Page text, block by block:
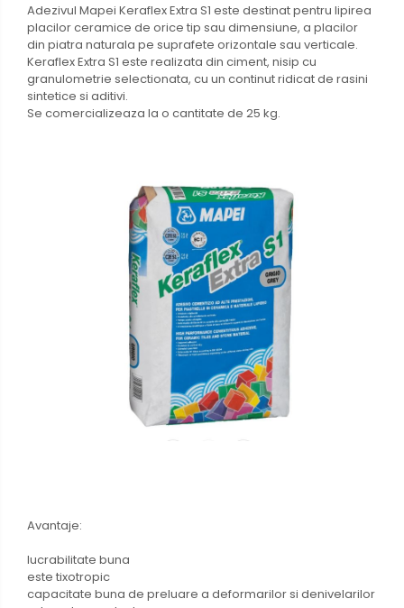
Adezivul Mapei Keraflex Extra S1 este destinat pentru lipirea
placilor ceramice de orice tip sau dimensiune, a placilor
din piatra naturala pe suprafete orizontale sau verticale.
Keraflex Extra S1 este realizata din ciment, nisip cu
granulometrie selectionata, cu un continut ridicat de rasini
sintetice si aditivi.
Se comercializeaza la o cantitate de 25 kg.
Avantaje:
lucrabilitate buna
este tixotropic
capacitate buna de preluare a deformarilor si denivelarilor